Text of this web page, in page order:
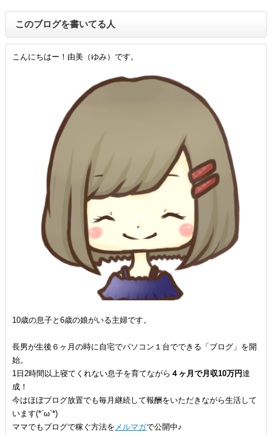
このブログを書いてる人
こんにちはー！由美（ゆみ）です。
10歳の息子と6歳の娘がいる主婦です。
長男が生後６ヶ月の時に自宅でパソコン１台でできる「ブログ」を開
始。
1日2時間以上寝てくれない息子を育てながら ４ヶ月で月収10万円達
成！
今はほぼブログ放置でも毎月継続して報酬をいただきながら生活して
います(*´ω`*)
ママでもブログで稼ぐ方法を メルマガで公開中♪